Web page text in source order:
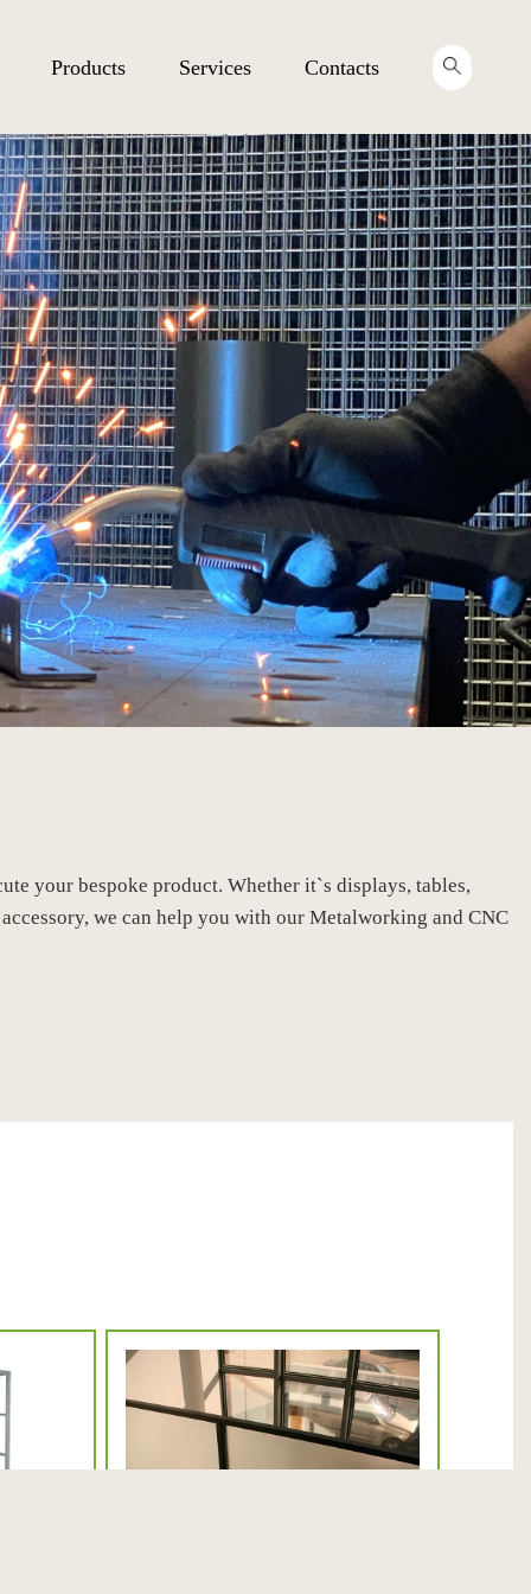
Products Services Contacts
your bespoke product. Whether it`s displays, tables,
we can help you with our Metalworking and CNC